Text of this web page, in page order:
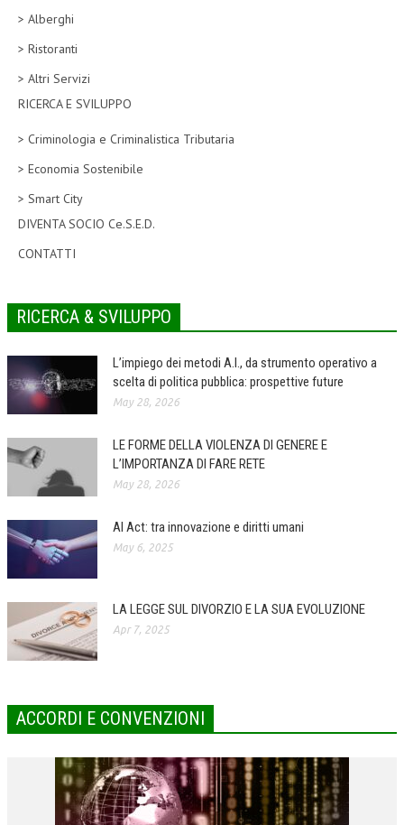
ALTA FORMAZIONE
LA RIVISTA
COMITATO EDITORIALE
PEER REVIEW
CODICE ETICO
AUTORI
COLLABORA CON NOI
CORPORATE SOCIAL RESPONSIBILITY
INTERNAZIONALIZZAZIONE
HUMAN RESOURCES
MARKETING
RISK MANAGEMENT
SVILUPPO SOSTENIBILE
> Alberghi
> Ristoranti
> Altri Servizi
RICERCA E SVILUPPO
> Criminologia e Criminalistica Tributaria
> Economia Sostenibile
> Smart City
DIVENTA SOCIO Ce.S.E.D.
CONTATTI
RICERCA & SVILUPPO
L’impiego dei metodi A.I., da strumento operativo a
scelta di politica pubblica: prospettive future
May 28, 2026
LE FORME DELLA VIOLENZA DI GENERE E
L’IMPORTANZA DI FARE RETE
May 28, 2026
AI Act: tra innovazione e diritti umani
May 6, 2025
LA LEGGE SUL DIVORZIO E LA SUA EVOLUZIONE
Apr 7, 2025
ACCORDI E CONVENZIONI